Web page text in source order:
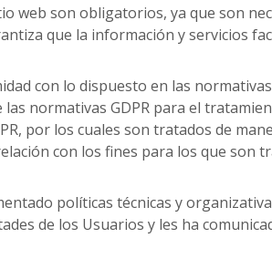
web son obligatorios, ya que son
que la información y servicios
con lo dispuesto en las
normativas GDPR para el
por los cuales son tratados de
con los fines para los que son
políticas técnicas y
de los Usuarios y les ha